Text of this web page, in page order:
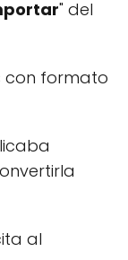
" del
con formato
al